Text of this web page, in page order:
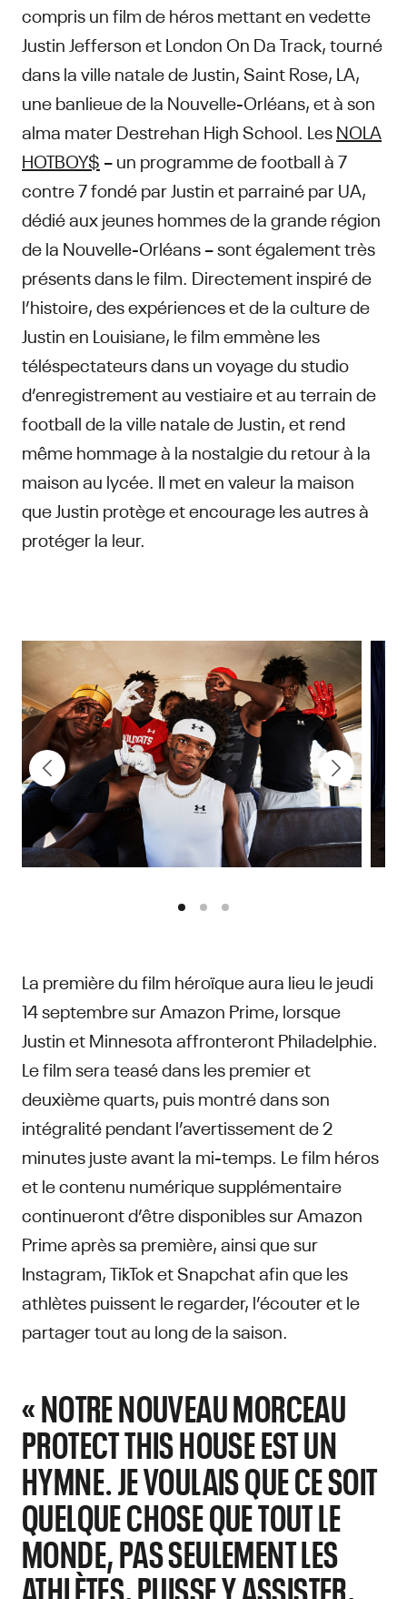
compris un film de héros mettant en vedette
Justin Jefferson et London On Da Track, tourné
dans la ville natale de Justin, Saint Rose, LA,
une banlieue de la Nouvelle-Orléans, et à son
alma mater Destrehan High School. LesNOLA
HOTBOY$ – un programme de football à 7
contre 7 fondé par Justin et parrainé par UA,
dédié aux jeunes hommes de la grande région
de la Nouvelle-Orléans – sont également très
présents dans le film. Directement inspiré de
l’histoire, des expériences et de la culture de
Justin en Louisiane, le film emmène les
téléspectateurs dans un voyage du studio
d’enregistrement au vestiaire et au terrain de
football de la ville natale de Justin, et rend
même hommage à la nostalgie du retour à la
maison au lycée. Il met en valeur la maison
que Justin protège et encourage les autres à
protéger la leur.
La première du film héroïque aura lieu le jeudi
14 septembre sur Amazon Prime, lorsque
Justin et Minnesota affronteront Philadelphie.
Le film sera teasé dans les premier et
deuxième quarts, puis montré dans son
intégralité pendant l’avertissement de 2
minutes juste avant la mi-temps. Le film héros
et le contenu numérique supplémentaire
continueront d’être disponibles sur Amazon
Prime après sa première, ainsi que sur
Instagram, TikTok et Snapchat afin que les
athlètes puissent le regarder, l’écouter et le
partager tout au long de la saison.
« NOTRE NOUVEAU MORCEAU
PROTECT THIS HOUSE EST UN
HYMNE. JE VOULAIS QUE CE SOIT
QUELQUE CHOSE QUE TOUT LE
MONDE, PAS SEULEMENT LES
ATHLÈTES, PUISSE Y ASSISTER,